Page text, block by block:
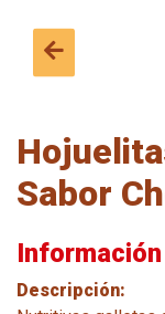
Sabor
Descripción: